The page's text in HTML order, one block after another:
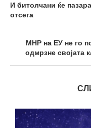
И битолчани ќе
отсега
МНР на ЕУ не го
одмрзне својата